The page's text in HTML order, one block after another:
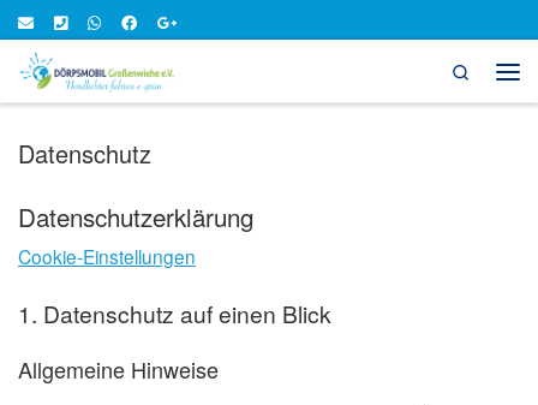
Zum Inhalt springen
Search
Datenschutz
Datenschutzerklärung
Cookie-Einstellungen
1. Datenschutz auf einen Blick
Allgemeine Hinweise